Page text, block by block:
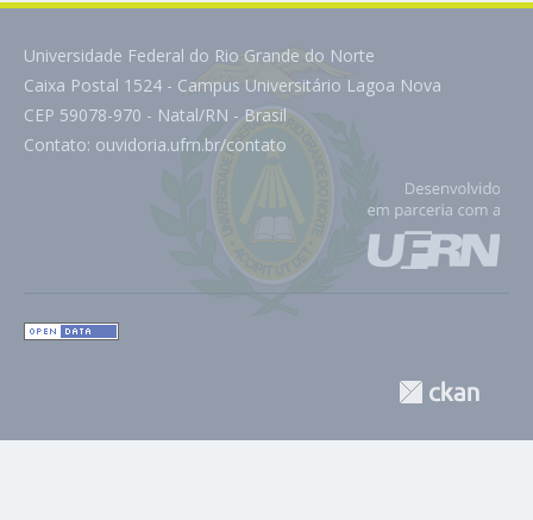
Universidade Federal do Rio Grande do Norte
Caixa Postal 1524 - Campus Universitário Lagoa Nova
CEP 59078-970 - Natal/RN - Brasil
Contato: ouvidoria.ufrn.br/contato